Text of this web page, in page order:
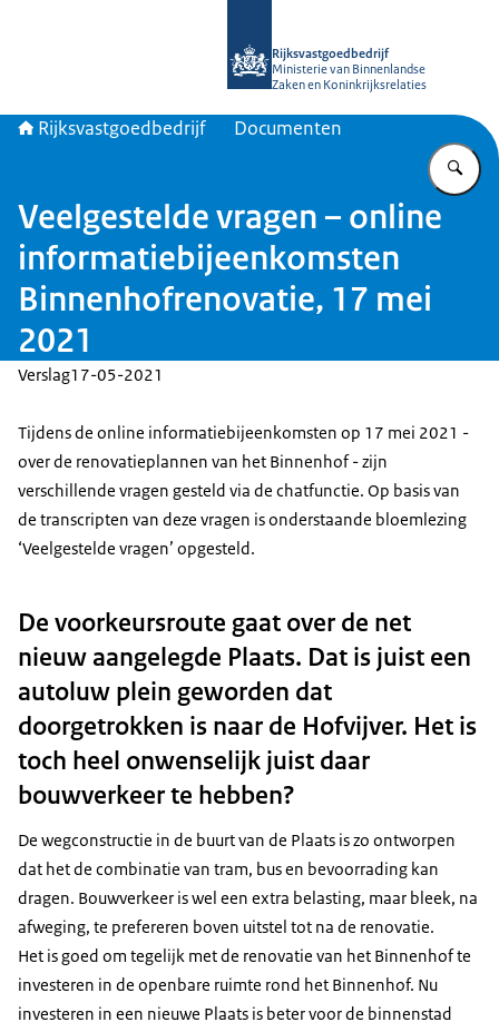
Rijksvastgoedbedrijf
Ministerie van Binnenlandse
Zaken en Koninkrijksrelaties
Rijksvastgoedbedrijf Documenten
Veelgestelde vragen – online
informatiebijeenkomsten
Binnenhofrenovatie, 17 mei
2021
Verslag17-05-2021
Tijdens de online informatiebijeenkomsten op 17 mei 2021 -
over de renovatieplannen van het Binnenhof - zijn
verschillende vragen gesteld via de chatfunctie. Op basis van
de transcripten van deze vragen is onderstaande bloemlezing
‘Veelgestelde vragen’ opgesteld.
De voorkeursroute gaat over de net
nieuw aangelegde Plaats. Dat is juist een
autoluw plein geworden dat
doorgetrokken is naar de Hofvijver. Het is
toch heel onwenselijk juist daar
bouwverkeer te hebben?
De wegconstructie in de buurt van de Plaats is zo ontworpen
dat het de combinatie van tram, bus en bevoorrading kan
dragen. Bouwverkeer is wel een extra belasting, maar bleek, na
afweging, te prefereren boven uitstel tot na de renovatie.
Het is goed om tegelijk met de renovatie van het Binnenhof te
investeren in de openbare ruimte rond het Binnenhof. Nu
investeren in een nieuwe Plaats is beter voor de binnenstad